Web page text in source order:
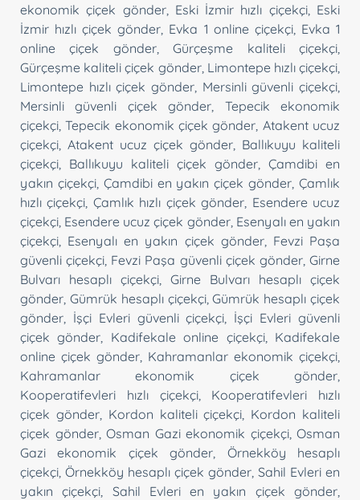
ekonomik çiçek gönder, Eski İzmir hızlı çiçekçi, Eski
İzmir hızlı çiçek gönder Evka 1 online çiçekçi, Evka 1
online çiçek gönder,Gürçeşme kaliteli çiçekçi
Gürçeşme kaliteli çiçek gönder, Limontepe hızlı çiçekçi
Limontepe hızlı çiçek gönder Mersinli güvenli çiçekçi
Mersinli güvenli çiçek gönder
Tepecik ekonomik
çiçekçi ,Tepecik ekonomik çiçek gönder Atakent ucuz
çiçekçi Atakent ucuz çiçek gönder Ballıkuyu kaliteli
çiçekçi
Ballıkuyu kaliteli çiçek gönder
Çamdibi en
yakın çiçekçi, Çamdibi en yakın çiçek gönder ,Çamlık
hızlı çiçekçi Çamlık hızlı çiçek gönder Esendere ucuz
çiçekçi Esendere ucuz çiçek gönder, Esenyalı en yakın
çiçekçi Esenyalı en yakın çiçek gönder, Fevzi Paşa
güvenli çiçekçi Fevzi Paşa güvenli çiçek gönder,Girne
Bulvarı hesaplı çiçekçi
Girne Bulvarı hesaplı çiçek
gönder Gümrük hesaplı çiçekçi,Gümrük hesaplı çiçek
gönder
İşçi Evleri güvenli çiçekçi
İşçi Evleri güvenli
çiçek gönder
Kadifekale online çiçekçi, Kadifekale
online çiçek gönder Kahramanlar ekonomik çiçekçi
Kahramanlar ekonomik çiçek gönder
Kooperatifevleri hızlı çiçekçi, Kooperatifevleri hızlı
çiçek gönder, Kordon kaliteli çiçekçi Kordon kaliteli
çiçek gönder, Osman Gazi ekonomik çiçekçi, Osman
Gazi ekonomik çiçek gönder
Örnekköy hesaplı
çiçekçi Örnekköy hesaplı çiçek gönder Sahil Evleri en
yakın çiçekçi
Sahil Evleri en yakın çiçek gönder